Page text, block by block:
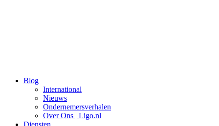
Blog
International
Nieuws
Ondernemersverhalen
Over Ons | Ligo.nl
Diensten